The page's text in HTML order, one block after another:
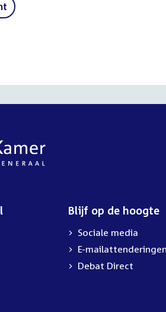
Blijf op de hoogte
Sociale media
E-mailattenderingen
Debat Direct